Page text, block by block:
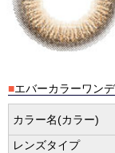
■エバーカラーワン
カラー名(カラー)
レンズタイプ